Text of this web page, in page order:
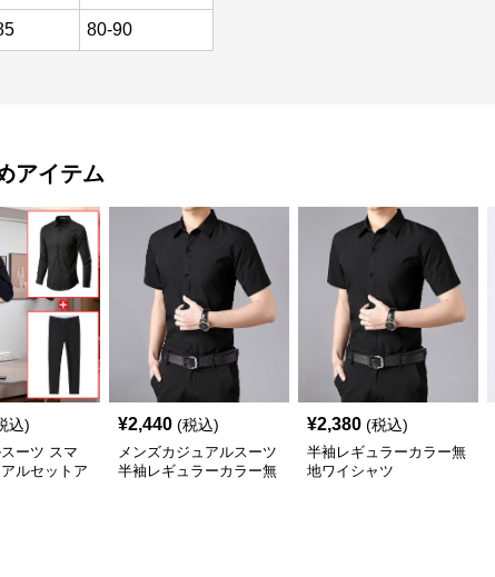
80-90
アイテム
込)
ーツ スマ
ルセットア
¥2,440 (税込)
メンズカジュアルスーツ
半袖レギュラーカラー無
¥2,380 (税込)
半袖レギュラーカラー無
地ワイシャツ